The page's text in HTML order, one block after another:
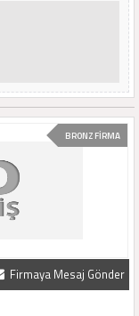
BRONZ FİRMA
Firmaya Mesaj Gönder